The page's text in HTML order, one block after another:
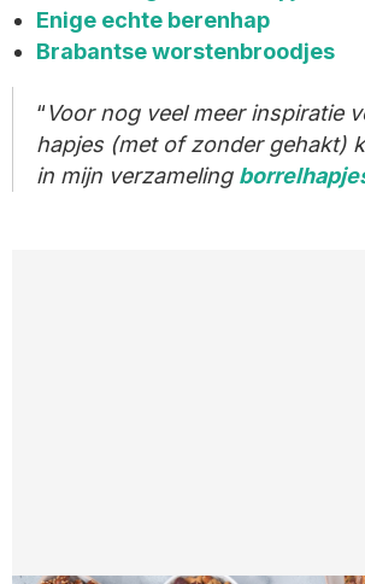
Enige echte berenhap
Brabantse worstenbroodjes
Voor nog veel meer inspiratie
hapjes (met of zonder gehakt)
in mijn verzameling